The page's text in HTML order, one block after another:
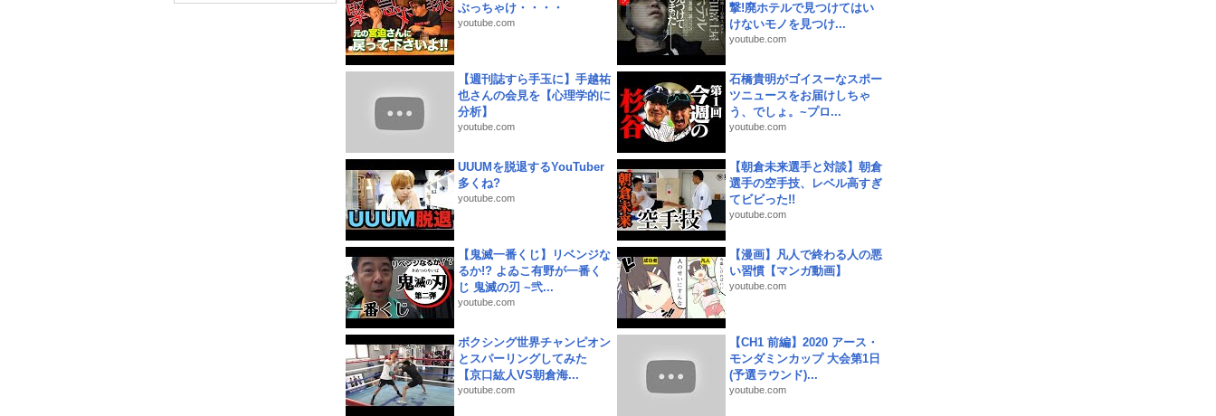
ぶっちゃけ・・・・
youtube.com
撃!廃ホテルで見つけてはい
けないモノを見つけ...
youtube.com
【週刊誌すら手玉に】手越祐
也さんの会見を【心理学的に
分析】
youtube.com
石橋貴明がゴイスーなスポー
ツニュースをお届けしちゃ
う、でしょ。~プロ...
youtube.com
UUUMを脱退するYouTuber
多くね?
youtube.com
【朝倉未来選手と対談】朝倉
選手の空手技、レベル高すぎ
てビビった!!
youtube.com
【鬼滅一番くじ】リベンジな
るか!? よゐこ有野が一番く
じ 鬼滅の刃 ~弐...
youtube.com
【漫画】凡人で終わる人の悪
い習慣【マンガ動画】
youtube.com
ボクシング世界チャンピオン
とスパーリングしてみた
【京口紘人VS朝倉海...
youtube.com
【CH1 前編】2020 アース・
モンダミンカップ 大会第1日
(予選ラウンド)...
youtube.com